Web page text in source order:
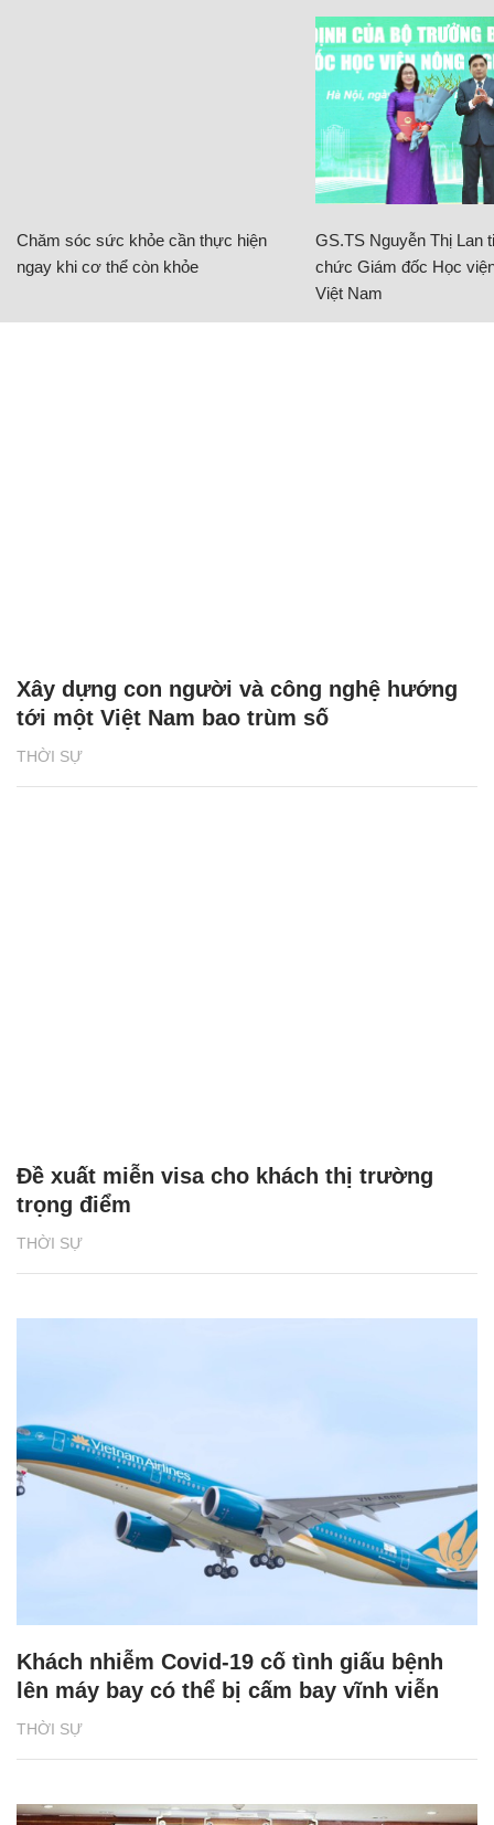
Chăm sóc sức khỏe cần thực hiện
ngay khi cơ thể còn khỏe
GS.TS Nguyễn Thị Lan
chức Giám đốc Học
Việt Nam
THỜI SỰ
Xây dựng con người và công nghệ hướng
tới một Việt Nam bao trùm số
THỜI SỰ
Đề xuất miễn visa cho khách thị trường
trọng điểm
THỜI SỰ
Khách nhiễm Covid-19 cố tình giấu bệnh
lên máy bay có thể bị cấm bay vĩnh viễn